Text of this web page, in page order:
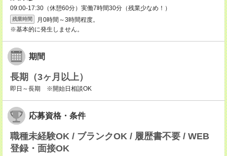
09:00-17:30（休憩60分）実働7時間30分（残業少なめ！）
残業時間
月0時間～3時間程度。
※基本的に発生しません。
期間
長期（3ヶ月以上）
即日～長期 ※開始日相談OK
応募資格・条件
職種未経験OK / ブランクOK / 履歴書不要 / WEB
登録・面接OK